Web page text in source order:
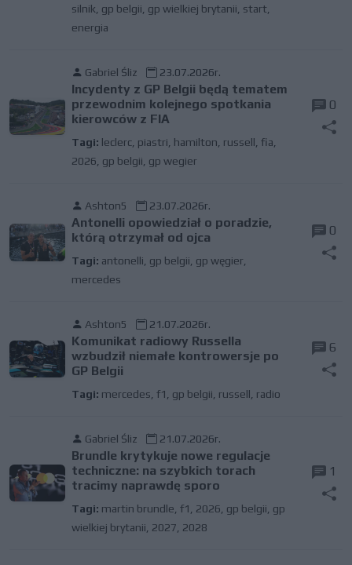
silnik gp belgii gp wielkiej brytanii start
energia
Gabriel Śliz 23.07.2026r.
Incydenty z GP Belgii będą tematem
przewodnim kolejnego spotkania
kierowców z FIA
Tagi: leclerc, piastri hamilton russell fia
2026 gp belgii gp wegier
0
Ashton5 23.07.2026r.
Antonelli opowiedział o poradzie,
którą otrzymał od ojca
Tagi: antonelli gp belgii gp węgier
mercedes
0
Ashton5 21.07.2026r.
Komunikat radiowy Russella
wzbudził niemałe kontrowersje po
GP Belgii
Tagi: mercedes f1 gp belgii russell radio
6
Gabriel Śliz 21.07.2026r.
Brundle krytykuje nowe regulacje
techniczne: na szybkich torach
tracimy naprawdę sporo
Tagi: martin brundle f1 2026 gp belgii gp
wielkiej brytanii 2027 2028
1